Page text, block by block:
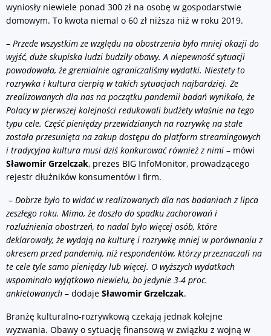
wyniosły niewiele ponad 300 zł na osobę w gospodarstwie
domowym. To kwota niemal o 60 zł niższa niż w roku 2019.
– Przede wszystkim ze względu na obostrzenia było mniej okazji do
wyjść, duże skupiska ludzi budziły obawy. A niepewność sytuacji
powodowała, że gremialnie ograniczaliśmy wydatki. Niestety to
rozrywka i kultura cierpią w takich sytuacjach najbardziej. Ze
zrealizowanych dla nas na początku pandemii badań wynikało, że
Polacy w pierwszej kolejności redukowali budżety właśnie na tego
typu cele. Część pieniędzy przewidzianych na rozrywkę na stałe
została przesunięta na zakup dostępu do platform streamingowych
i tradycyjna kultura musi dziś konkurować również z nimi – mówi
Sławomir Grzelczak, prezes BIG InfoMonitor, prowadzącego
rejestr dłużników konsumentów i firm.
– Dobrze było to widać w realizowanych dla nas badaniach z lipca
zeszłego roku. Mimo, że doszło do spadku zachorowań i
rozluźnienia obostrzeń, to nadal było więcej osób, które
deklarowały, że wydają na kulturę i rozrywkę mniej w porównaniu z
okresem przed pandemią, niż respondentów, którzy przeznaczali na
te cele tyle samo pieniędzy lub więcej. O wyższych wydatkach
wspominało wyjątkowo niewielu, bo jedynie 3-4 proc.
ankietowanych – dodaje Sławomir Grzelczak.
Branżę kulturalno-rozrywkową czekają jednak kolejne
wyzwania. Obawy o sytuację finansową w związku z wojną w